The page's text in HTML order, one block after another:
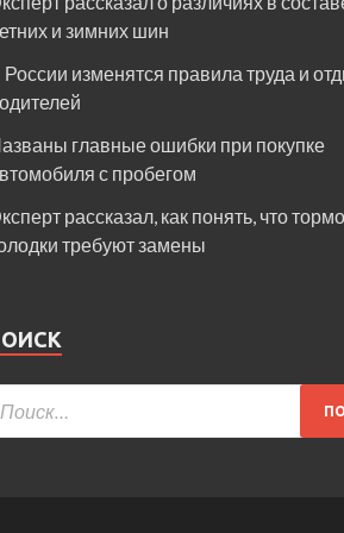
и зимних шин
России изменятся правила труда и
главные ошибки при покупке
с пробегом
рассказал, как понять, что
требуют замены